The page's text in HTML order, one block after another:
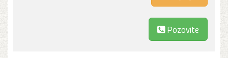
Pozovite